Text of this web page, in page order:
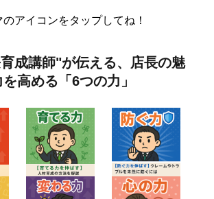
アイコンをタップしてね！
成講師"が伝える、店長の魅
を高める「6つの力」